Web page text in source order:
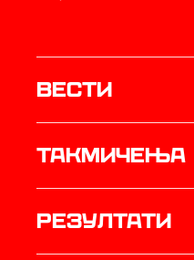
Вести
Такмичења
резултати